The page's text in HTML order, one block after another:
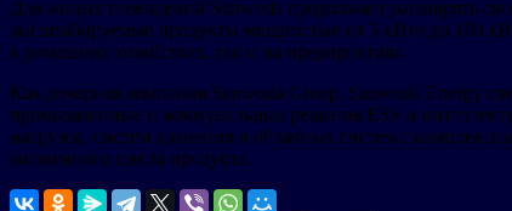
Для жилых помещений Sunwoda продолжает расширять
масштабируемые продукты мощностью от 5 кВтч до 180
в домашних хозяйствах, так и на предприятиях.
Как дочерняя компания Sunwoda Group, Sunwoda Energy
промышленные и коммунальные решения ESS и
нагрузок, систем хранения и облачных систем с
жизненного цикла продукта.